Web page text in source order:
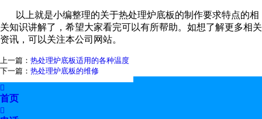
以上就是小编整理的关于热处理炉底板的制作要求特点的相
关知识讲解了，希望大家看完可以有所帮助。如想了解更多相关
资讯，可以关注本公司网站。
上一篇： 热处理炉底板适用的各种温度
下一篇： 热处理炉底板的维修

首页
